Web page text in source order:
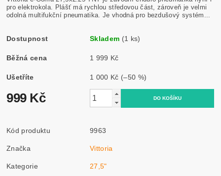
pro elektrokola. Plášť má rychlou středovou část, zároveň je velmi
odolná multifukční pneumatika. Je vhodná pro bezdušový systém...
Dostupnost Skladem (1 ks)
Běžná cena 1 999 Kč
Ušetříte 1 000 Kč (–50 %)
999 Kč
Kód produktu 9963
Značka Vittoria
Kategorie 27,5"